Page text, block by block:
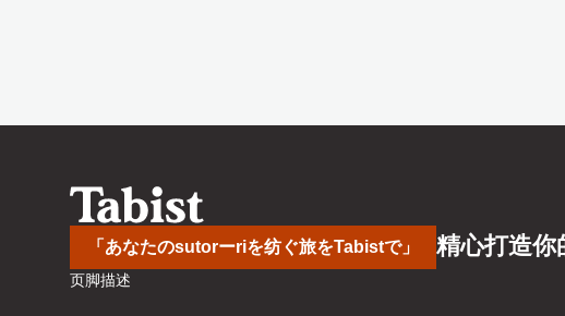
「あなたのsutorーriを纺ぐ旅をTabistで」 精心打造你
页脚描述